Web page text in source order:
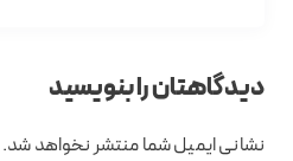
دیدگاهتان را بنویسید
نشانی ایمیل شما منتشر نخواهد شد.